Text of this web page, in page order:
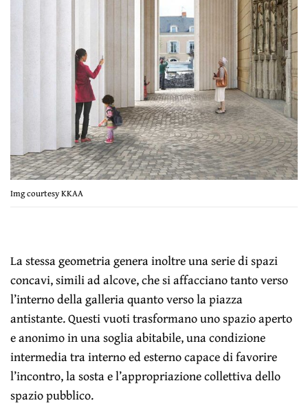
Img courtesy KKAA
La stessa geometria genera inoltre una serie di spazi
concavi, simili ad alcove, che si affacciano tanto verso
l’interno della galleria quanto verso la piazza
antistante. Questi vuoti trasformano uno spazio aperto
e anonimo in una soglia abitabile, una condizione
intermedia tra interno ed esterno capace di favorire
l’incontro, la sosta e l’appropriazione collettiva dello
spazio pubblico.